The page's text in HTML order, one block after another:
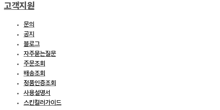
고객지원
문의
공지
블로그
자주묻는질문
주문조회
배송조회
정품인증조회
사용설명서
스킨컬러가이드